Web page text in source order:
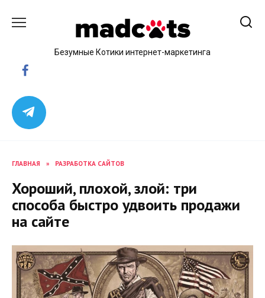
Безумные Котики интернет-маркетинга
ГЛАВНАЯ » РАЗРАБОТКА САЙТОВ
Хороший, плохой, злой: три
способа быстро удвоить продажи
на сайте